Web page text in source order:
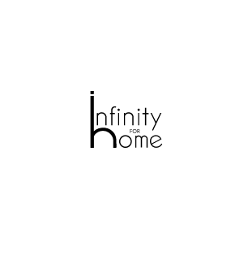
Biblioteci și rafturi
Masute auxiliare